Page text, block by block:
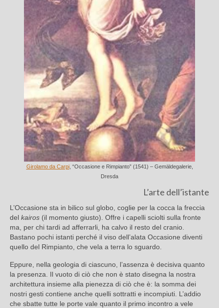
Girolamo da Carpi, “Occasione e Rimpianto” (1541) – Gemäldegalerie,
Dresda
L’arte dell’istante
L’Occasione sta in bilico sul globo, coglie per la cocca la freccia
del kairos (il momento giusto). Offre i capelli sciolti sulla fronte
ma, per chi tardi ad afferrarli, ha calvo il resto del cranio.
Bastano pochi istanti perché il viso dell’alata Occasione diventi
quello del Rimpianto, che vela a terra lo sguardo.
Eppure, nella geologia di ciascuno, l’assenza è decisiva quanto
la presenza. Il vuoto di ciò che non è stato disegna la nostra
architettura insieme alla pienezza di ciò che è: la somma dei
nostri gesti contiene anche quelli sottratti e incompiuti. L’addio
che sbatte tutte le porte vale quanto il primo incontro a vele